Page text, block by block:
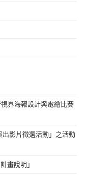
界海報設計與電繪比賽
影片徵選活動」之活動
畫說明」